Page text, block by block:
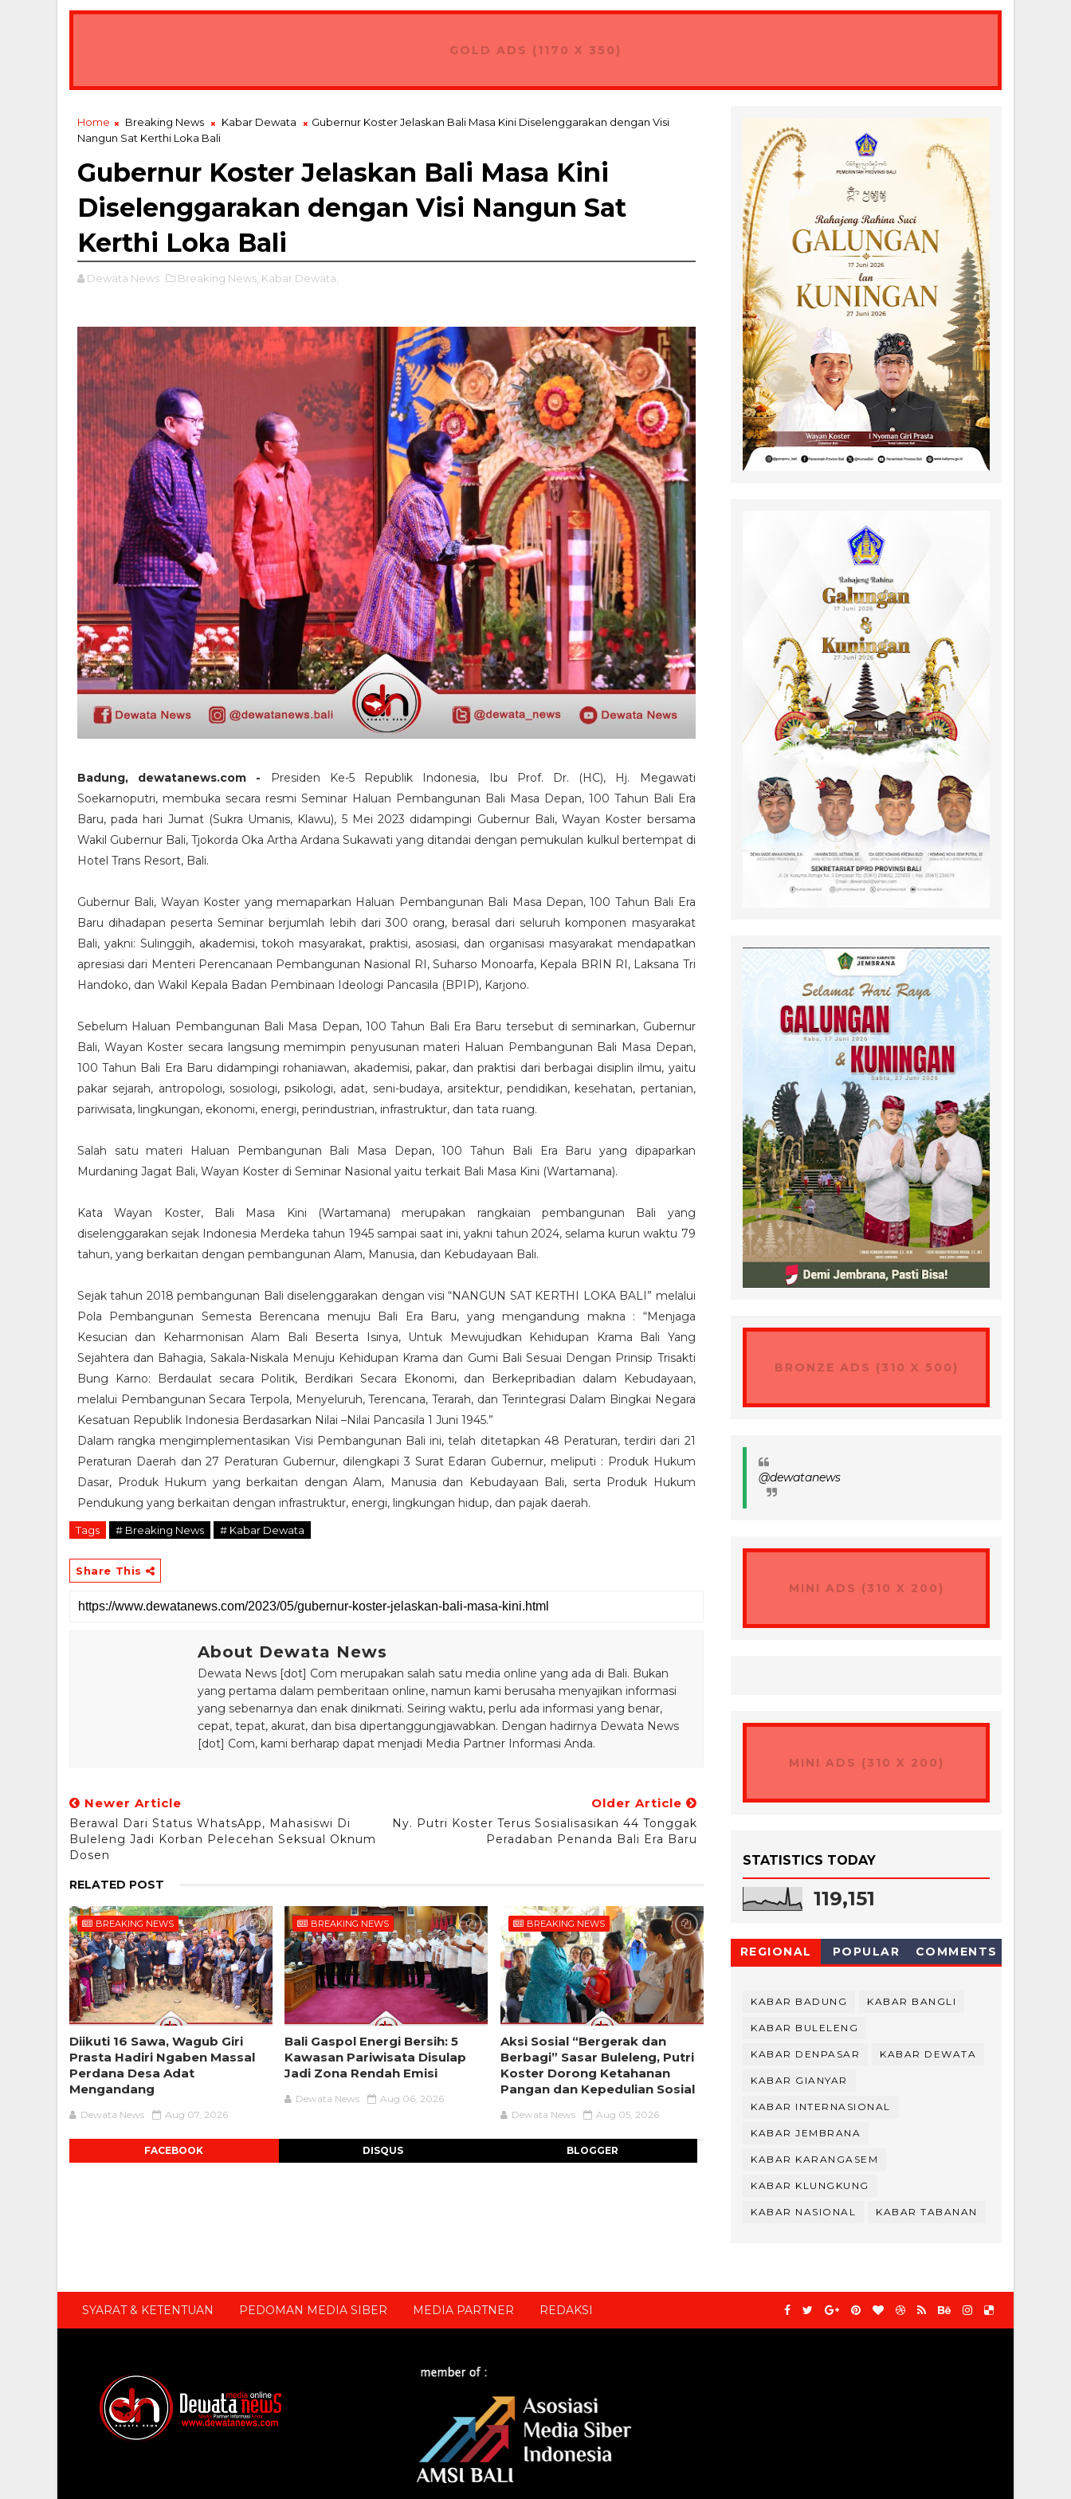
GOLD ADS (1170 X 350)
Home Breaking News Kabar Dewata
Gubernur Koster Jelaskan Bali Masa Kini Diselenggarakan dengan Visi
Nangun Sat Kerthi Loka Bali
Gubernur Koster Jelaskan Bali Masa Kini
Diselenggarakan dengan Visi Nangun Sat
Kerthi Loka Bali
Dewata News Breaking News, Kabar Dewata,
Badung, dewatanews.com -
Presiden Ke-5 Republik Indonesia, Ibu Prof. Dr. (HC), Hj. Megawati
Soekarnoputri, membuka secara resmi Seminar Haluan Pembangunan Bali Masa Depan, 100 Tahun Bali Era
Baru, pada hari Jumat (Sukra Umanis, Klawu), 5 Mei 2023 didampingi Gubernur Bali, Wayan Koster bersama
Wakil Gubernur Bali, Tjokorda Oka Artha Ardana Sukawati yang ditandai dengan pemukulan kulkul bertempat di
Hotel Trans Resort, Bali.
Gubernur Bali, Wayan Koster yang memaparkan Haluan Pembangunan Bali Masa Depan, 100 Tahun Bali Era
Baru dihadapan peserta Seminar berjumlah lebih dari 300 orang, berasal dari seluruh komponen masyarakat
Bali, yakni: Sulinggih, akademisi, tokoh masyarakat, praktisi, asosiasi, dan organisasi masyarakat mendapatkan
apresiasi dari Menteri Perencanaan Pembangunan Nasional RI, Suharso Monoarfa, Kepala BRIN RI, Laksana Tri
Handoko, dan Wakil Kepala Badan Pembinaan Ideologi Pancasila (BPIP), Karjono.
Sebelum Haluan Pembangunan Bali Masa Depan, 100 Tahun Bali Era Baru tersebut di seminarkan, Gubernur
Bali, Wayan Koster secara langsung memimpin penyusunan materi Haluan Pembangunan Bali Masa Depan,
100 Tahun Bali Era Baru didampingi rohaniawan, akademisi, pakar, dan praktisi dari berbagai disiplin ilmu, yaitu
pakar sejarah, antropologi, sosiologi, psikologi, adat, seni-budaya, arsitektur, pendidikan, kesehatan, pertanian,
pariwisata, lingkungan, ekonomi, energi, perindustrian, infrastruktur, dan tata ruang.
Salah satu materi Haluan Pembangunan Bali Masa Depan, 100 Tahun Bali Era Baru yang dipaparkan
Murdaning Jagat Bali, Wayan Koster di Seminar Nasional yaitu terkait Bali Masa Kini (Wartamana).
Kata Wayan Koster, Bali Masa Kini (Wartamana) merupakan rangkaian pembangunan Bali yang
diselenggarakan sejak Indonesia Merdeka tahun 1945 sampai saat ini, yakni tahun 2024, selama kurun waktu 79
tahun, yang berkaitan dengan pembangunan Alam, Manusia, dan Kebudayaan Bali.
Sejak tahun 2018 pembangunan Bali diselenggarakan dengan visi “NANGUN SAT KERTHI LOKA BALI” melalui
Pola Pembangunan Semesta Berencana menuju Bali Era Baru, yang mengandung makna : “Menjaga
Kesucian dan Keharmonisan Alam Bali Beserta Isinya, Untuk Mewujudkan Kehidupan Krama Bali Yang
Sejahtera dan Bahagia, Sakala-Niskala Menuju Kehidupan Krama dan Gumi Bali Sesuai Dengan Prinsip Trisakti
Bung Karno: Berdaulat secara Politik, Berdikari Secara Ekonomi, dan Berkepribadian dalam Kebudayaan,
melalui Pembangunan Secara Terpola, Menyeluruh, Terencana, Terarah, dan Terintegrasi Dalam Bingkai Negara
Kesatuan Republik Indonesia Berdasarkan Nilai –Nilai Pancasila 1 Juni 1945.”
Dalam rangka mengimplementasikan Visi Pembangunan Bali ini, telah ditetapkan 48 Peraturan, terdiri dari 21
Peraturan Daerah dan 27 Peraturan Gubernur, dilengkapi 3 Surat Edaran Gubernur, meliputi : Produk Hukum
Dasar, Produk Hukum yang berkaitan dengan Alam, Manusia dan Kebudayaan Bali, serta Produk Hukum
Pendukung yang berkaitan dengan infrastruktur, energi, lingkungan hidup, dan pajak daerah.
Tags # Breaking News # Kabar Dewata
Share This
About Dewata News
Dewata News [dot] Com merupakan salah satu media online yang ada di Bali. Bukan
yang pertama dalam pemberitaan online, namun kami berusaha menyajikan informasi
yang sebenarnya dan enak dinikmati. Seiring waktu, perlu ada informasi yang benar,
cepat, tepat, akurat, dan bisa dipertanggungjawabkan. Dengan hadirnya Dewata News
[dot] Com, kami berharap dapat menjadi Media Partner Informasi Anda.
Newer Article
Berawal Dari Status WhatsApp, Mahasiswi Di
Buleleng Jadi Korban Pelecehan Seksual Oknum
Dosen
Older Article
Ny. Putri Koster Terus Sosialisasikan 44 Tonggak
Peradaban Penanda Bali Era Baru
RELATED POST
BREAKING NEWS
Diikuti 16 Sawa, Wagub Giri
Prasta Hadiri Ngaben Massal
Perdana Desa Adat
Mengandang
Dewata News Aug 07, 2026
BREAKING NEWS
Bali Gaspol Energi Bersih: 5
Kawasan Pariwisata Disulap
Jadi Zona Rendah Emisi
Dewata News Aug 06, 2026
BREAKING NEWS
Aksi Sosial “Bergerak dan
Berbagi” Sasar Buleleng, Putri
Koster Dorong Ketahanan
Pangan dan Kepedulian Sosial
Dewata News Aug 05, 2026
FACEBOOK DISQUS BLOGGER
BRONZE ADS (310 X 500)
@dewatanews
MINI ADS (310 X 200)
MINI ADS (310 X 200)
STATISTICS TODAY
119,151
REGIONAL POPULAR COMMENTS
KABAR BADUNG KABAR BANGLI
KABAR BULELENG
KABAR DENPASAR KABAR DEWATA
KABAR GIANYAR
KABAR INTERNASIONAL
KABAR JEMBRANA
KABAR KARANGASEM
KABAR KLUNGKUNG
KABAR NASIONAL KABAR TABANAN
SYARAT & KETENTUAN PEDOMAN MEDIA SIBER MEDIA PARTNER REDAKSI